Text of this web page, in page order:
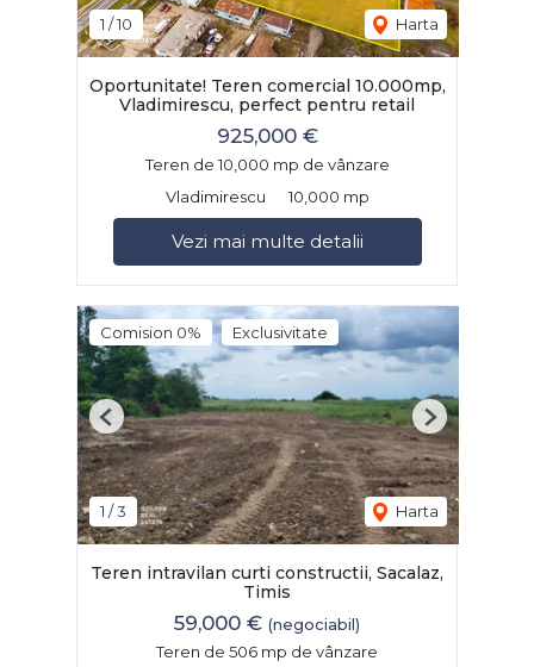
1 /10 Harta
Oportunitate! Teren comercial 10.000mp,
Vladimirescu, perfect pentru retail
925,000 €
Teren de 10,000 mp de vânzare
Vladimirescu
10,000 mp
Vezi mai multe detalii
Comision 0% Exclusivitate
1 /3 Harta
Previous Next
Teren intravilan curti constructii, Sacalaz,
Timis
59,000 € (negociabil)
Teren de 506 mp de vânzare